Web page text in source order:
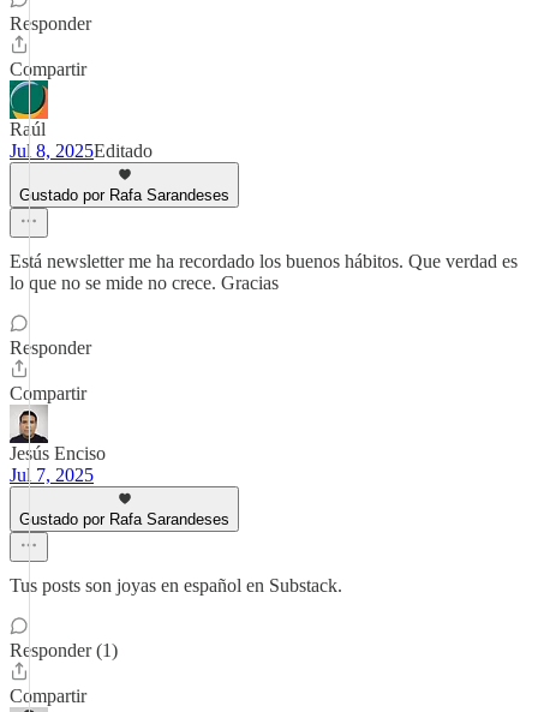
Responder
Compartir
Raúl
Jul 8, 2025Editado
Gustado por Rafa Sarandeses
Está newsletter me ha recordado los buenos hábitos. Que verdad es
lo que no se mide no crece. Gracias
Responder
Compartir
Jesús Enciso
Jul 7, 2025
Gustado por Rafa Sarandeses
Tus posts son joyas en español en Substack.
Responder (1)
Compartir